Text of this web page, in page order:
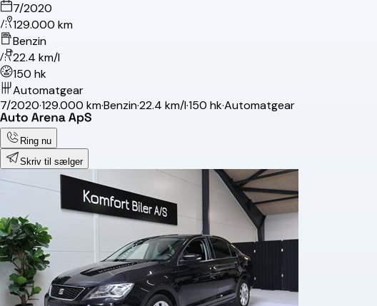
7/2020
129.000 km
Benzin
22.4 km/l
150 hk
Automatgear
7/2020·129.000 km·Benzin·22.4 km/l·150 hk·Automatgear
Ring nu
Skriv til sælger